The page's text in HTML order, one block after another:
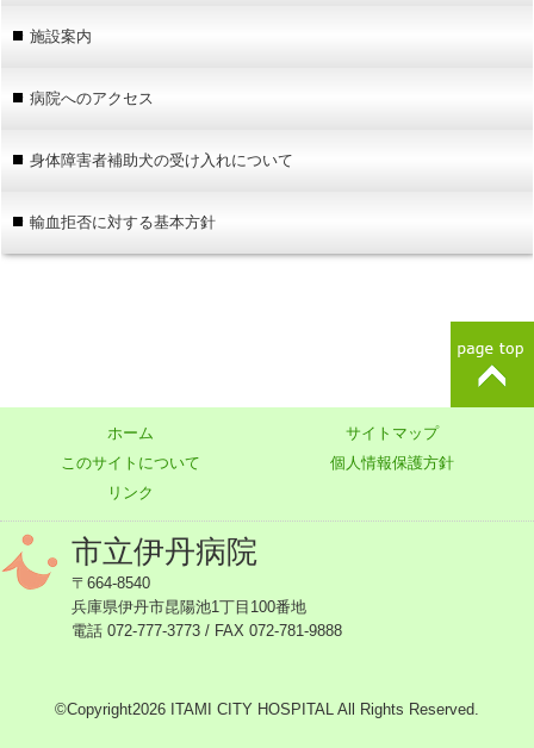
施設案内
病院へのアクセス
身体障害者補助犬の受け入れについて
輸血拒否に対する基本方針
ホーム
サイトマップ
このサイトについて
個人情報保護方針
リンク
市立伊丹病院
〒664-8540
兵庫県伊丹市昆陽池1丁目100番地
電話 072-777-3773 / FAX 072-781-9888
©Copyright2026 ITAMI CITY HOSPITAL All Rights Reserved.